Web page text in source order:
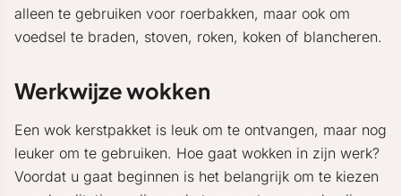
alleen te gebruiken voor roerbakken, maar ook om
voedsel te braden, stoven, roken, koken of blancheren.
Werkwijze wokken
Een wok kerstpakket is leuk om te ontvangen, maar nog
leuker om te gebruiken. Hoe gaat wokken in zijn werk?
Voordat u gaat beginnen is het belangrijk om te kiezen